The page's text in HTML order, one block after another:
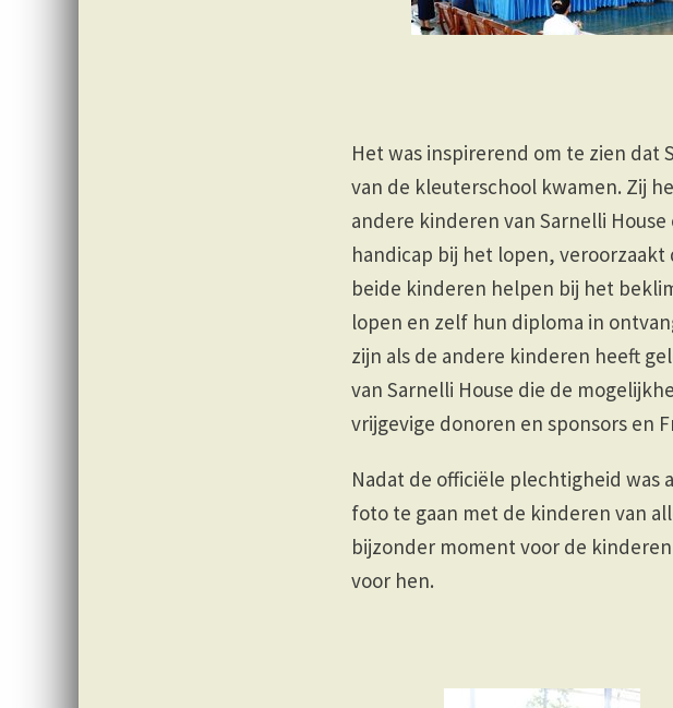
Het was inspirerend om te zien dat
van de kleuterschool kwamen. Zij
andere kinderen van Sarnelli
handicap bij het lopen, veroorzaakt
beide kinderen helpen bij het
lopen en zelf hun diploma in
zijn als de andere kinderen heeft
van Sarnelli House die de
vrijgevige donoren en sponsors en
Nadat de officiële plechtigheid was
foto te gaan met de kinderen van
bijzonder moment voor de
voor hen.